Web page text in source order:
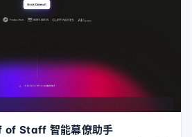
Staff 智能幕僚助手